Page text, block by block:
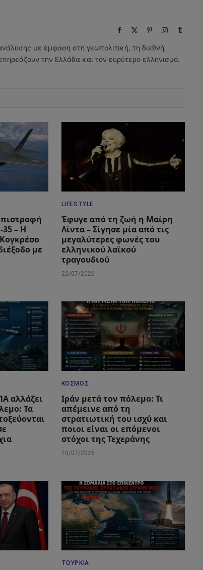
Facebook PinterestInstagramTumblr
με έμφαση στη γεωπολιτική, τη διεθνή
την Ελλάδα και τον ευρύτερο ελληνισμό.
35 – Η
με
LIFESTYLE
Έφυγε από τη ζωή η Μαίρη
Λίντα – Σίγησε μία από τις
μεγαλύτερες φωνές του
ελληνικού λαϊκού
τραγουδιού
22/07/2026
αλλάζει
Τα
ΚΌΣΜΟΣ
Ιράν μετά τον πόλεμο: Τι
απέμεινε από τη
στρατιωτική του ισχύ και
ποιοι είναι οι επόμενοι
στόχοι της Τεχεράνης
10/07/2026
ΤΟΥΡΚΊΑ